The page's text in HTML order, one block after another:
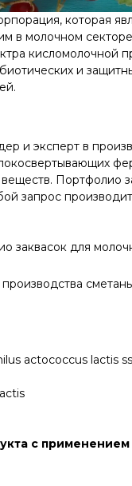
которая
в молочном
кисломолочной
и
и эксперт в
Портфолио
запрос
заквасок для
производства
actococcus lactis
с применением